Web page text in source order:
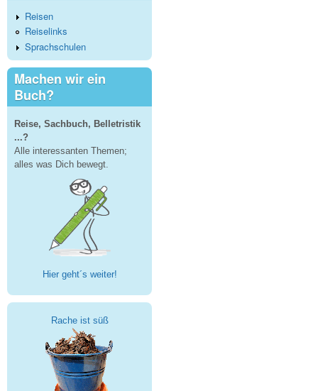
Reisen
Reiselinks
Sprachschulen
Machen wir ein
Buch?
Reise, Sachbuch, Belletristik
...?
Alle interessanten Themen;
alles was Dich bewegt.
Hier geht´s weiter!
Rache ist süß